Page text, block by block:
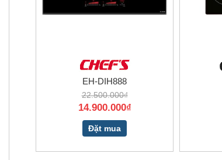
EH-DIH888
22.500.000₫
14.900.000₫
Đặt mua